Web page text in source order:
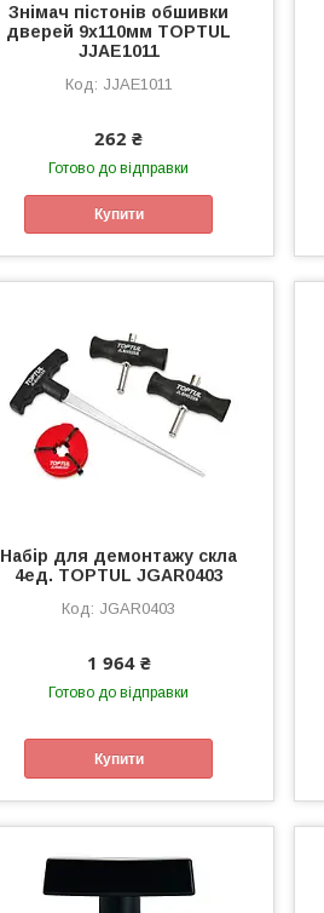
Знімач пістонів обшивки
дверей 9х110мм TOPTUL
JJAE1011
JJAE1011
262 ₴
Готово до відправки
Купити
Набір для демонтажу скла
4ед. TOPTUL JGAR0403
JGAR0403
1 964 ₴
Готово до відправки
Купити